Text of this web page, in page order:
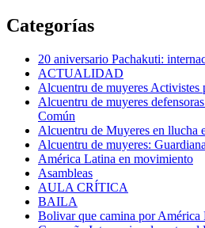
Categorías
20 aniversario Pachakuti:
ACTUALIDAD
Alcuentru de muyeres Activistes
Alcuentru de muyeres
Común
Alcuentru de Muyeres en llucha
Alcuentru de muyeres:
América Latina en movimiento
Asambleas
AULA CRÍTICA
BAILA
Bolivar que camina por América